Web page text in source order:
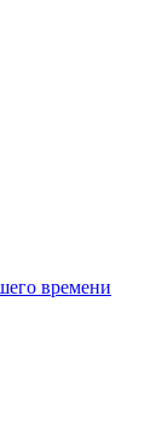
времени